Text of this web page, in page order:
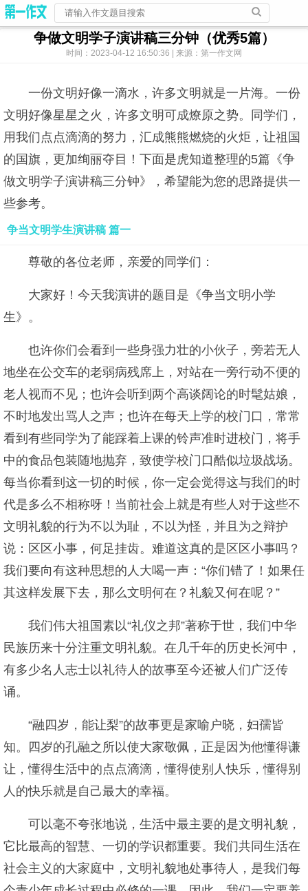
争做文明学子演讲稿三分钟（优秀5篇）
时间：2023-04-12 16:50:36 | 来源：第一作文网
一份文明好像一滴水，许多文明就是一片海。一份
文明好像星星之火，许多文明可成燎原之势。同学们，
用我们点点滴滴的努力，汇成熊熊燃烧的火炬，让祖国
的国旗，更加绚丽夺目！下面是虎知道整理的5篇《争
做文明学子演讲稿三分钟》，希望能为您的思路提供一
些参考。
争当文明学生演讲稿 篇一
尊敬的各位老师，亲爱的同学们：
大家好！今天我演讲的题目是《争当文明小学
生》。
也许你们会看到一些身强力壮的小伙子，旁若无人
地坐在公交车的老弱病残席上，对站在一旁行动不便的
老人视而不见；也许会听到两个高谈阔论的时髦姑娘，
不时地发出骂人之声；也许在每天上学的校门口，常常
看到有些同学为了能踩着上课的铃声准时进校门，将手
中的食品包装随地抛弃，致使学校门口酷似垃圾战场。
每当你看到这一切的时候，你一定会觉得这与我们的时
代是多么不相称呀！当前社会上就是有些人对于这些不
文明礼貌的行为不以为耻，不以为怪，并且为之辩护
说：区区小事，何足挂齿。难道这真的是区区小事吗？
我们要向有这种思想的人大喝一声：“你们错了！如果任
其这样发展下去，那么文明何在？礼貌又何在呢？”
我们伟大祖国素以“礼仪之邦”著称于世，我们中华
民族历来十分注重文明礼貌。在几千年的历史长河中，
有多少名人志士以礼待人的故事至今还被人们广泛传
诵。
“融四岁，能让梨”的故事更是家喻户晓，妇孺皆
知。四岁的孔融之所以使大家敬佩，正是因为他懂得谦
让，懂得生活中的点点滴滴，懂得使别人快乐，懂得别
人的快乐就是自己最大的幸福。
可以毫不夸张地说，生活中最主要的是文明礼貌，
它比最高的智慧、一切的学识都重要。我们共同生活在
社会主义的大家庭中，文明礼貌地处事待人，是我们每